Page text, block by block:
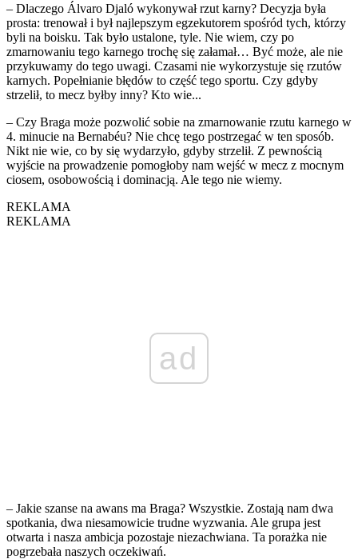
– Dlaczego Álvaro Djaló wykonywał rzut karny? Decyzja była
prosta: trenował i był najlepszym egzekutorem spośród tych, którzy
byli na boisku. Tak było ustalone, tyle. Nie wiem, czy po
zmarnowaniu tego karnego trochę się załamał… Być może, ale nie
przykuwamy do tego uwagi. Czasami nie wykorzystuje się rzutów
karnych. Popełnianie błędów to część tego sportu. Czy gdyby
strzelił, to mecz byłby inny? Kto wie...
– Czy Braga może pozwolić sobie na zmarnowanie rzutu karnego w
4. minucie na Bernabéu? Nie chcę tego postrzegać w ten sposób.
Nikt nie wie, co by się wydarzyło, gdyby strzelił. Z pewnością
wyjście na prowadzenie pomogłoby nam wejść w mecz z mocnym
ciosem, osobowością i dominacją. Ale tego nie wiemy.
REKLAMA
REKLAMA
ad
– Jakie szanse na awans ma Braga? Wszystkie. Zostają nam dwa
spotkania, dwa niesamowicie trudne wyzwania. Ale grupa jest
otwarta i nasza ambicja pozostaje niezachwiana. Ta porażka nie
pogrzebała naszych oczekiwań.